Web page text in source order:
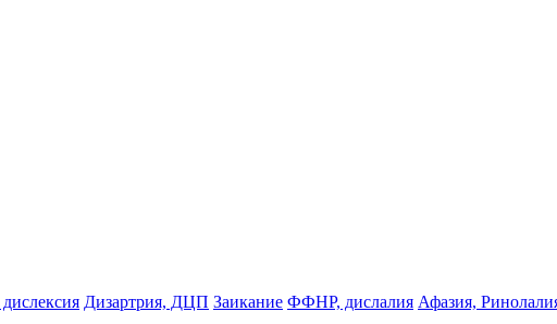
Дизартрия, ДЦП Заикание ФФНР, дислалия Афазия,